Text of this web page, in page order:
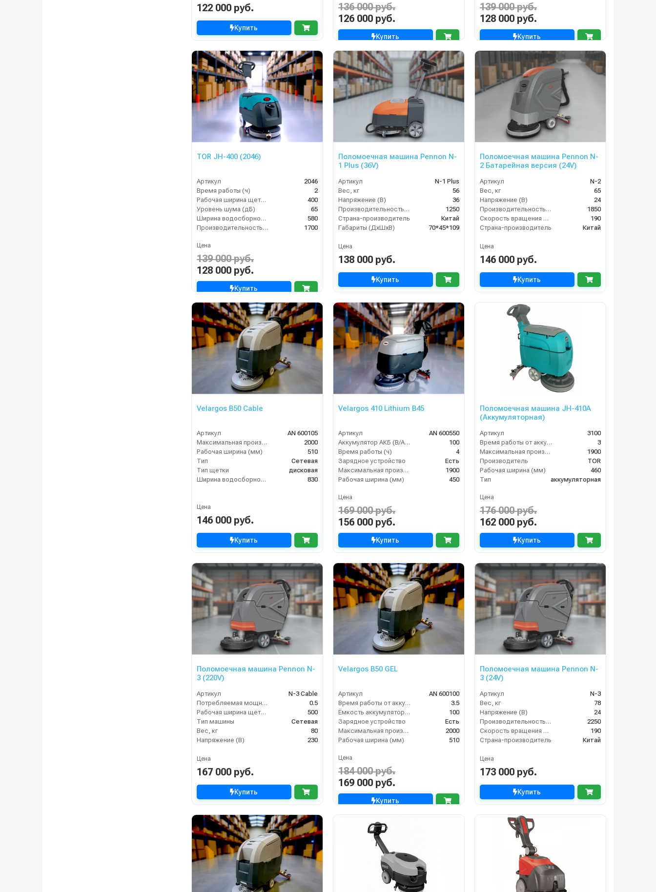
122 000 руб.
Купить
136 000 руб.
126 000 руб.
Купить
139 000 руб.
128 000 руб.
Купить
TOR JH-400 (2046)
Артикул
2046
Время работы (ч)
2
Рабочая ширина щеток (мм)
400
Уровень шума (дБ)
65
Ширина водосборной рейки
580
Производительность по площади (м2/ч)
1700
Цена
139 000 руб.
128 000 руб.
Купить
Поломоечная машина Pennon N-
1 Plus (36V)
Артикул
N-1 Plus
Вес, кг
56
Напряжение (В)
36
Производительность по площади (м2/ч)
1250
Страна-производитель
Китай
Габариты (ДхШхВ)
70*45*109
Цена
138 000 руб.
Купить
Поломоечная машина Pennon N-
2 Батарейная версия (24V)
Артикул
N-2
Вес, кг
65
Напряжение (В)
24
Производительность по площади (м2/ч)
1850
Скорость вращения щётки (об/мин)
190
Страна-производитель
Китай
Цена
146 000 руб.
Купить
Velargos B50 Cable
Артикул
AN 600105
Максимальная производительность (кв.м/час)
2000
Рабочая ширина (мм)
510
Тип
Сетевая
Тип щетки
дисковая
Ширина водосборной рейки
830
Цена
146 000 руб.
Купить
Velargos 410 Lithium B45
Артикул
AN 600550
Аккумулятор АКБ (В/А·ч)
100
Время работы (ч)
4
Зарядное устройство
Есть
Максимальная производительность (кв.м/час)
1900
Рабочая ширина (мм)
450
Цена
169 000 руб.
156 000 руб.
Купить
Поломоечная машина JH-410A
(Аккумуляторная)
Артикул
3100
Время работы от аккумуляторов (ч)
3
Максимальная производительность (кв.м/час)
1900
Производитель
TOR
Рабочая ширина (мм)
460
Тип
аккумуляторная
Цена
176 000 руб.
162 000 руб.
Купить
Поломоечная машина Pennon N-
3 (220V)
Артикул
N-3 Cable
Потребляемая мощность (кВт)
0.5
Рабочая ширина щеток (мм)
500
Тип машины
Сетевая
Вес, кг
80
Напряжение (В)
230
Цена
167 000 руб.
Купить
Velargos B50 GEL
Артикул
AN 600100
Время работы от аккумуляторов (ч)
3.5
Ёмкость аккумулятора (Ач)
100
Зарядное устройство
Есть
Максимальная производительность (кв.м/час)
2000
Рабочая ширина (мм)
510
Цена
184 000 руб.
169 000 руб.
Купить
Поломоечная машина Pennon N-
3 (24V)
Артикул
N-3
Вес, кг
78
Напряжение (В)
24
Производительность по площади (м2/ч)
2250
Скорость вращения щётки (об/мин)
190
Страна-производитель
Китай
Цена
173 000 руб.
Купить